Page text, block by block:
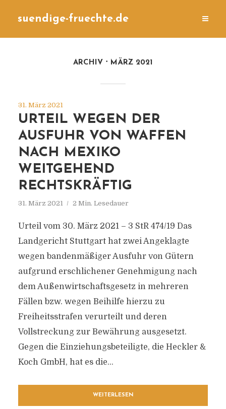
suendige-fruechte.de
ARCHIV MÄRZ 2021
31. März 2021
URTEIL WEGEN DER
AUSFUHR VON WAFFEN
NACH MEXIKO
WEITGEHEND
RECHTSKRÄFTIG
31. März 2021 2 Min. Lesedauer
Urteil vom 30. März 2021 – 3 StR 474/19 Das
Landgericht Stuttgart hat zwei Angeklagte
wegen bandenmäßiger Ausfuhr von Gütern
aufgrund erschlichener Genehmigung nach
dem Außenwirtschaftsgesetz in mehreren
Fällen bzw. wegen Beihilfe hierzu zu
Freiheitsstrafen verurteilt und deren
Vollstreckung zur Bewährung ausgesetzt.
Gegen die Einziehungsbeteiligte, die Heckler &
Koch GmbH, hat es die...
WEITERLESEN